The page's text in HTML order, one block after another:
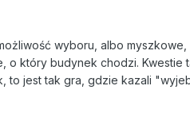
wyboru, albo
o który budynek chodzi.
to jest tak gra, gdzie kazali